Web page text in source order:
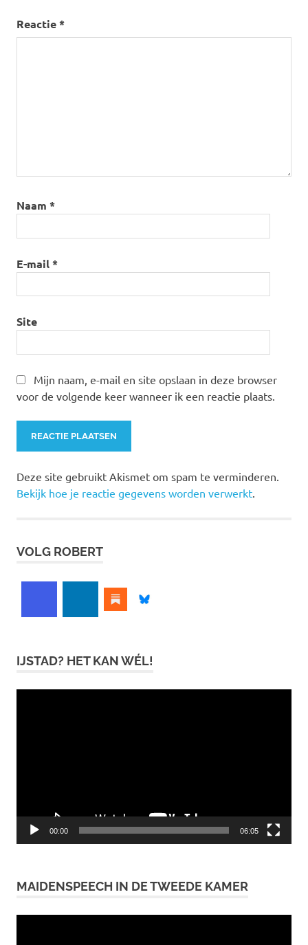
Reactie*
Naam *
E-mail*
Site
Mijn naam, e-mail en site opslaan in deze browser
voor de volgende keer wanneer ik een reactie plaats.
Deze site gebruikt Akismet om spam te verminderen.
Bekijk hoe je reactie gegevens worden verwerkt.
VOLG ROBERT
IJSTAD? HET KAN WÉL!
00:00 06:05
MAIDENSPEECH IN DE TWEEDE KAMER